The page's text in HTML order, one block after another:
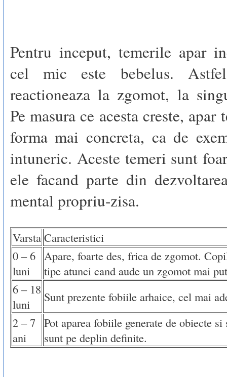
Pentru inceput, temerile apar
cel mic este bebelus.
reactioneaza la zgomot, la
Pe masura ce acesta creste, apar
forma mai concreta, ca de
intuneric. Aceste temeri sunt
ele facand parte din
mental propriu-zisa.
Varsta Caracteristici
0 – 6
luni
Apare, foarte des, frica de zgomot.
tipe atunci cand aude un zgomot mai
6 – 18
luni
Sunt prezente fobiile arhaice, cel mai
2 – 7
ani
Pot aparea fobiile generate de obiecte
sunt pe deplin definite.